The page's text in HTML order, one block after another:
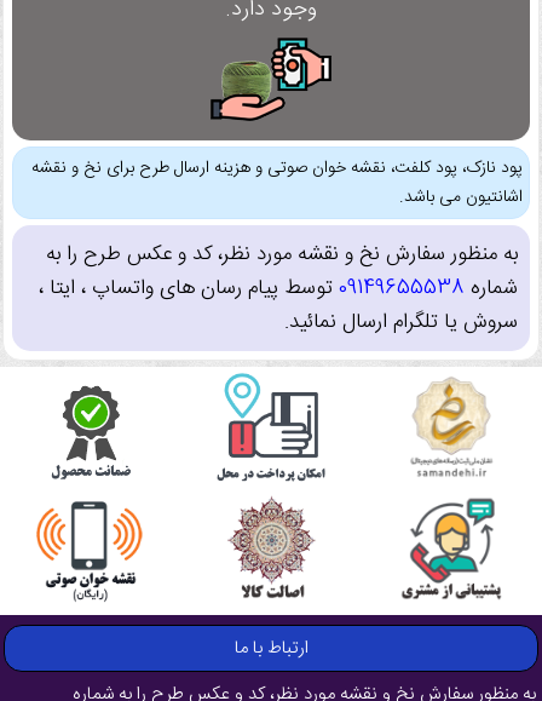
وجود دارد.
پود نازک، پود کلفت، نقشه خوان صوتی و هزینه ارسال طرح برای نخ و نقشه
اشانتیون می باشد.
به منظور سفارش نخ و نقشه مورد نظر، کد و عکس طرح را به
شماره 09149655538توسط پیام رسان های واتساپ ، ایتا ،
سروش یا تلگرام ارسال نمائید.
ارتباط با ما
به منظور سفارش نخ و نقشه مورد نظر، کد و عکس طرح را به شماره